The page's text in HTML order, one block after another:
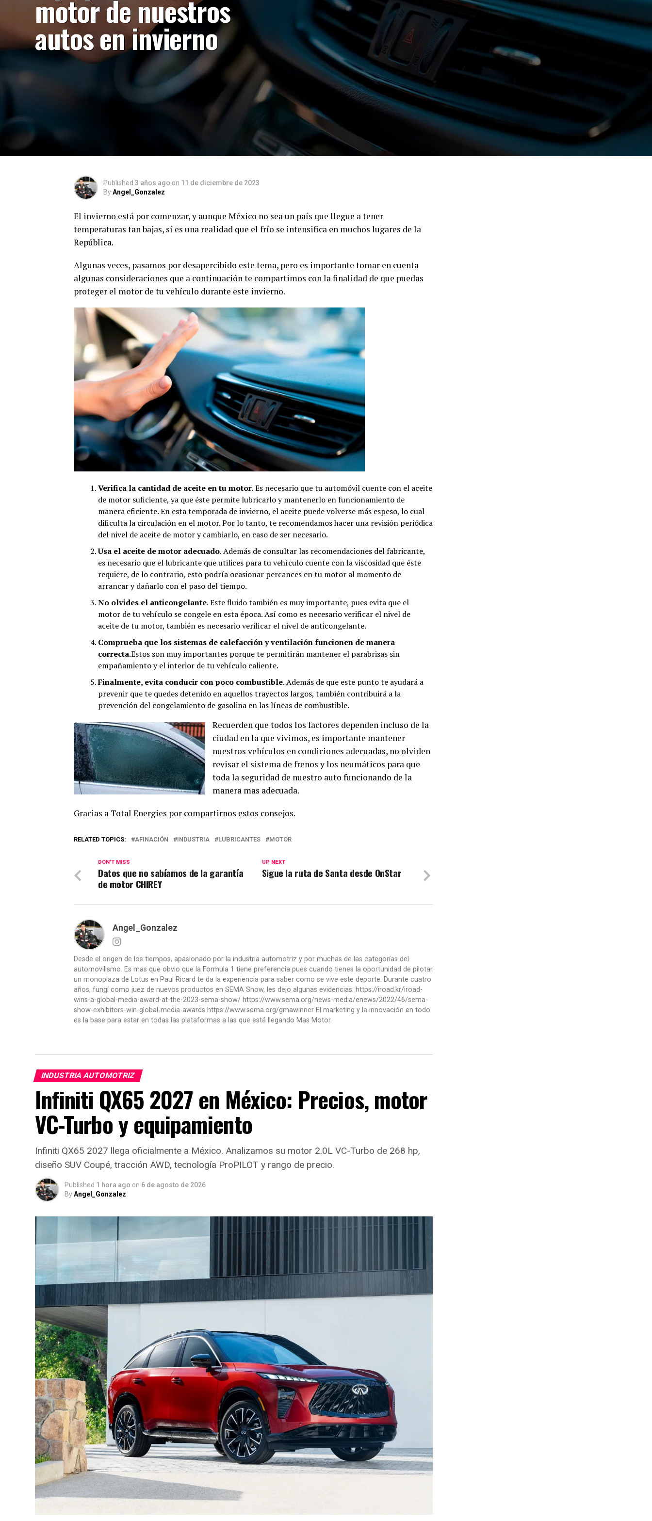
motor de nuestros
autos en invierno
Published 3 años ago on 11 de diciembre de 2023
ByAngel_Gonzalez
El invierno está por comenzar, y aunque México no sea un país que llegue a tener
temperaturas tan bajas, sí es una realidad que el frío se intensifica en muchos lugares de la
República.
Algunas veces, pasamos por desapercibido este tema, pero es importante tomar en cuenta
algunas consideraciones que a continuación te compartimos con la finalidad de que puedas
proteger el motor de tu vehículo durante este invierno.
Verifica la cantidad de aceite en tu motor.Es necesario que tu automóvil cuente con el aceite
de motor suficiente, ya que éste permite lubricarlo y mantenerlo en funcionamiento de
manera eficiente. En esta temporada de invierno, el aceite puede volverse más espeso, lo cual
dificulta la circulación en el motor. Por lo tanto, te recomendamos hacer una revisión periódica
del nivel de aceite de motor y cambiarlo, en caso de ser necesario.
Usa el aceite de motor adecuado. Además de consultar las recomendaciones del fabricante,
es necesario que el lubricante que utilices para tu vehículo cuente con la viscosidad que éste
requiere, de lo contrario, esto podría ocasionar percances en tu motor al momento de
arrancar y dañarlo con el paso del tiempo.
No olvides el anticongelante. Este fluido también es muy importante, pues evita que el
motor de tu vehículo se congele en esta época. Así como es necesario verificar el nivel de
aceite de tu motor, también es necesario verificar el nivel de anticongelante.
Comprueba que los sistemas de calefacción y ventilación funcionen de manera
correcta.Estos son muy importantes porque te permitirán mantener el parabrisas sin
empañamiento y el interior de tu vehículo caliente.
Finalmente, evita conducir con poco combustible. Además de que este punto te ayudará a
prevenir que te quedes detenido en aquellos trayectos largos, también contribuirá a la
prevención del congelamiento de gasolina en las líneas de combustible.
Recuerden que todos los factores dependen incluso de la
ciudad en la que vivimos, es importante mantener
nuestros vehículos en condiciones adecuadas, no olviden
revisar el sistema de frenos y los neumáticos para que
toda la seguridad de nuestro auto funcionando de la
manera mas adecuada.
Gracias a Total Energies por compartirnos estos consejos.
RELATED TOPICS: AFINACIÓN INDUSTRIA LUBRICANTES MOTOR
UP NEXT
Sigue la ruta de Santa desde OnStar
DON'T MISS
Datos que no sabíamos de la garantía
de motor CHIREY
Angel_Gonzalez
Desde el origen de los tiempos, apasionado por la industria automotriz y por muchas de las categorías del
automovilismo. Es mas que obvio que la Formula 1 tiene preferencia pues cuando tienes la oportunidad de pilotar
un monoplaza de Lotus en Paul Ricard te da la experiencia para saber como se vive este deporte. Durante cuatro
años, fungí como juez de nuevos productos en SEMA Show, les dejo algunas evidencias: https://iroad.kr/iroad-
wins-a-global-media-award-at-the-2023-sema-show/ https://www.sema.org/news-media/enews/2022/46/sema-
show-exhibitors-win-global-media-awards https://www.sema.org/gmawinner El marketing y la innovación en todo
es la base para estar en todas las plataformas a las que está llegando Mas Motor.
INDUSTRIA AUTOMOTRIZ
Infiniti QX65 2027 en México: Precios, motor
VC-Turbo y equipamiento
Infiniti QX65 2027 llega oficialmente a México. Analizamos su motor 2.0L VC-Turbo de 268 hp,
diseño SUV Coupé, tracción AWD, tecnología ProPILOT y rango de precio.
Published 1 hora ago on 6 de agosto de 2026
ByAngel_Gonzalez